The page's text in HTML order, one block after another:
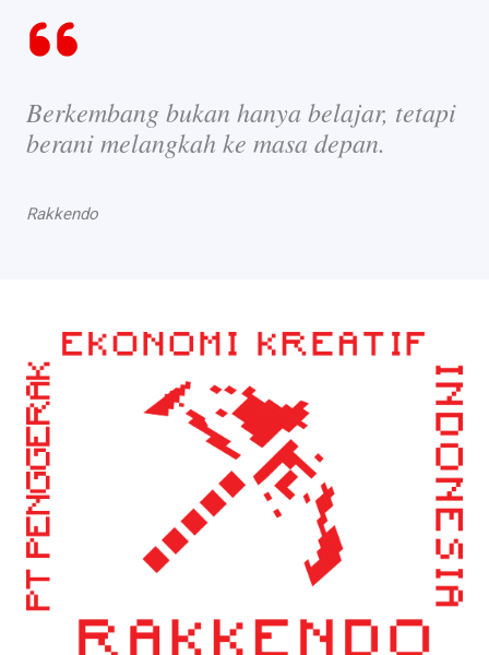
Berkembang bukan hanya belajar, tetapi
berani melangkah ke masa depan.
Rakkendo